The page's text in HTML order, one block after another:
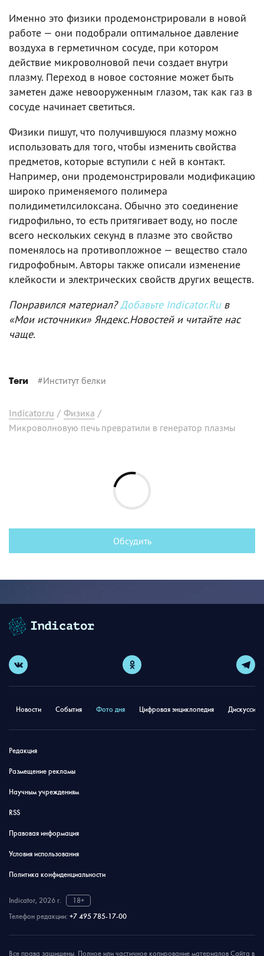
Именно это физики продемонстрировали в новой
работе — они подобрали оптимальное давление
воздуха в герметичном сосуде, при котором
действие микроволновой печи создает внутри
плазму. Переход в новое состояние может быть
заметен даже невооруженным глазом, так как газ в
сосуде начинает светиться.
Физики пишут, что получившуюся плазму можно
использовать для того, чтобы изменить свойства
предметов, которые вступили с ней в контакт.
Например, они продемонстрировали модификацию
широко применяемого полимера
полидиметилсилоксана. Обычно это соединение
гидрофильно, то есть притягивает воду, но после
всего нескольких секунд в плазме это свойство
поменялось на противопложное — вещество стало
гидрофобным. Авторы также описали изменение
клейкости и электрических свойств других веществ.
Понравился материал?Добавьте Indicator.Ruв
«Мои источники» Яндекс.Новостей и читайте нас
чаще.
Теги #Институт белки
Indicator.ru / Физика /
Микроволновую печь превратили в генератор плазмы
Обсудить
Новости События Фото дня Цифровая энциклопедия
Редакция
Размещение рекламы
Научным учреждениям
RSS
Правовая информация
Условия использования
Политика конфиденциальности
Indicator, 2026 г.
18+
Телефон редакции: +7 495 785-17-00
Все права защищены. Полное или частичное копирование материалов Сайта в